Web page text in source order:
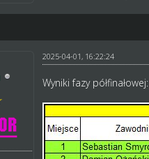
2025-04-01, 16:22:24
Wyniki fazy półfinałowej: